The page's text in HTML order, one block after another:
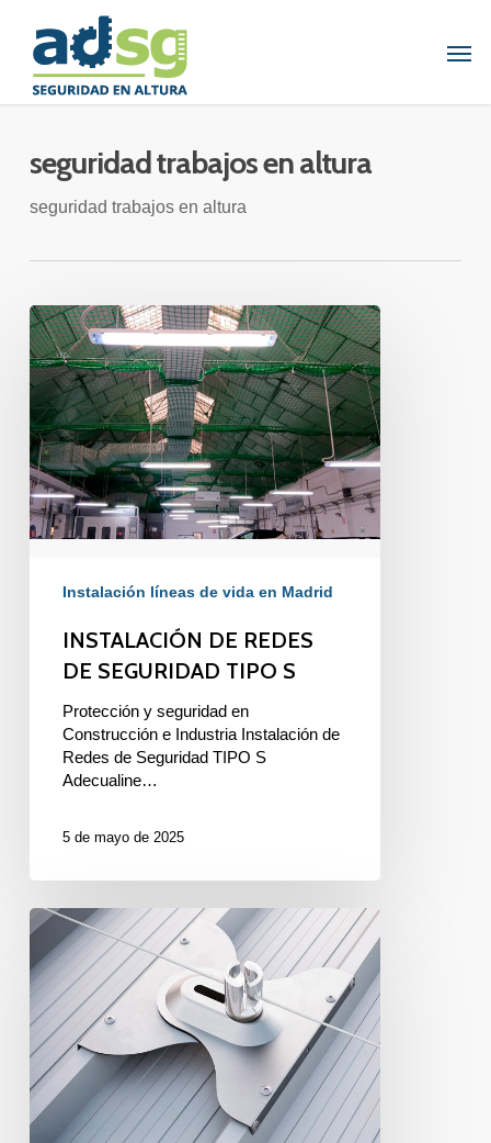
main
content
seguridad trabajos en altura
seguridad trabajos en altura
INSTALACIÓN
DE
REDES
DE
SEGURIDAD
TIPO
S
Instalación líneas de vida en Madrid
INSTALACIÓN DE REDES
DE SEGURIDAD TIPO S
Protección y seguridad en
Construcción e Industria Instalación de
Redes de Seguridad TIPO S
Adecualine…
5 de mayo de 2025
LÍNEAS
VIDA
TEMPORALES
FIJAS